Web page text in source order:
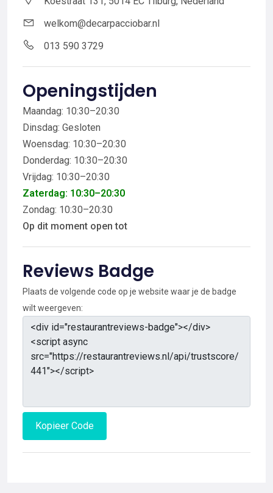
welkom@decarpacciobar.nl
013 590 3729
Openingstijden
Maandag: 10:30–20:30
Dinsdag: Gesloten
Woensdag: 10:30–20:30
Donderdag: 10:30–20:30
Vrijdag: 10:30–20:30
Zaterdag: 10:30–20:30
Zondag: 10:30–20:30
Op dit moment open tot
Reviews Badge
Plaats de volgende code op je website waar je de badge
wilt weergeven:
Kopieer Code